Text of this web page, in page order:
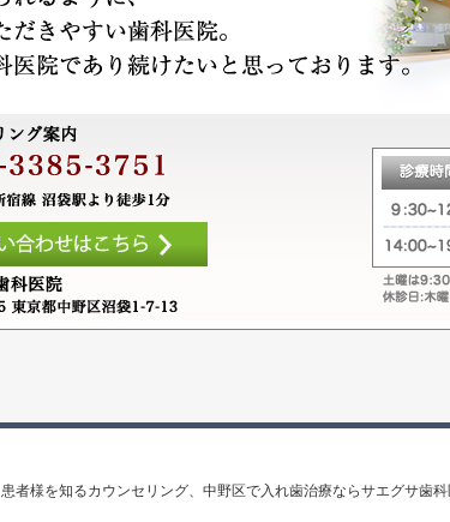
患者様を知るカウンセリング、中野区で入れ歯治療ならサエグサ歯